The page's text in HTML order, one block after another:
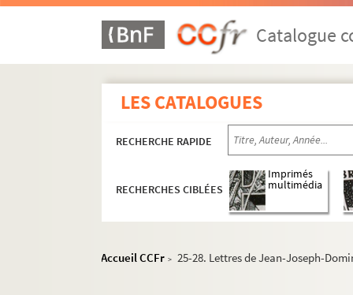
Catalogue
LES CATALOGUES
RECHERCHE RAPIDE
RECHERCHES CIBLÉES
Imprimés
multimédia
Accueil CCFr > 25-28. Lettres de Jean-Joseph-